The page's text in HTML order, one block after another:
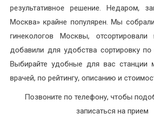
результативное решение. Недаром,
Москва» крайне популярен. Мы
гинекологов Москвы, отсортировали
добавили для удобства сортировку
Выбирайте удобные для вас станции
врачей, по рейтингу, описанию и
Позвоните по телефону, чтобы
записаться на прием